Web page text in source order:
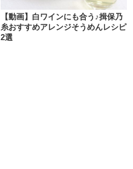
【動画】白ワインにも合う♪揖保乃
糸おすすめアレンジそうめんレシピ
2選